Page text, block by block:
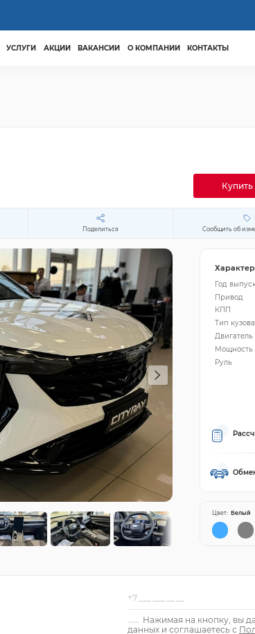
УСЛУГИ АКЦИИ ВАКАНСИИ О КОМПАНИИ КОНТАКТЫ
Купить
Поделиться Сообщить об
Год
Привод
КПП
Тип кузова
Двигатель
Мощность
Руль
Цвет: Белый
Нажимая на кнопку, вы
данных и соглашаетесь с